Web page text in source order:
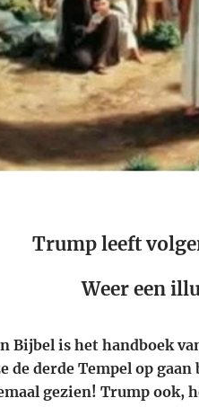
Trump leeft
Weer een
Bijbel is het handboek
de derde Tempel op
gezien! Trump ook,